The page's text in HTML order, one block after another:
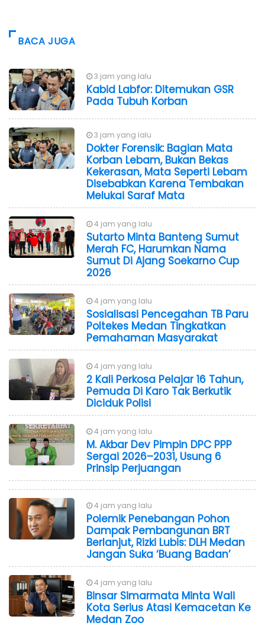
BACA JUGA
3 jam yang lalu
Kabid Labfor: Ditemukan GSR
Pada Tubuh Korban
3 jam yang lalu
Dokter Forensik: Bagian Mata
Korban Lebam, Bukan Bekas
Kekerasan, Mata Seperti Lebam
Disebabkan Karena Tembakan
Melukai Saraf Mata
4 jam yang lalu
Sutarto Minta Banteng Sumut
Merah FC, Harumkan Nama
Sumut Di Ajang Soekarno Cup
2026
4 jam yang lalu
Sosialisasi Pencegahan TB Paru
Poltekes Medan Tingkatkan
Pemahaman Masyarakat
4 jam yang lalu
2 Kali Perkosa Pelajar 16 Tahun,
Pemuda Di Karo Tak Berkutik
Diciduk Polisi
4 jam yang lalu
M. Akbar Dev Pimpin DPC PPP
Sergai 2026–2031, Usung 6
Prinsip Perjuangan
4 jam yang lalu
Polemik Penebangan Pohon
Dampak Pembangunan BRT
Berlanjut, Rizki Lubis: DLH Medan
Jangan Suka ‘Buang Badan’
4 jam yang lalu
Binsar Simarmata Minta Wali
Kota Serius Atasi Kemacetan Ke
Medan Zoo